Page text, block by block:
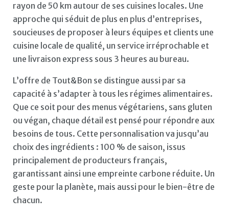
rayon de 50 km autour de ses cuisines locales. Une
approche qui séduit de plus en plus d’entreprises,
soucieuses de proposer à leurs équipes et clients une
cuisine locale de qualité, un service irréprochable et
une livraison express sous 3 heures au bureau.
L’offre de Tout&Bon se distingue aussi par sa
capacité à s’adapter à tous les régimes alimentaires.
Que ce soit pour des menus végétariens, sans gluten
ou végan, chaque détail est pensé pour répondre aux
besoins de tous. Cette personnalisation va jusqu’au
choix des ingrédients : 100 % de saison, issus
principalement de producteurs français,
garantissant ainsi une empreinte carbone réduite. Un
geste pour la planète, mais aussi pour le bien-être de
chacun.